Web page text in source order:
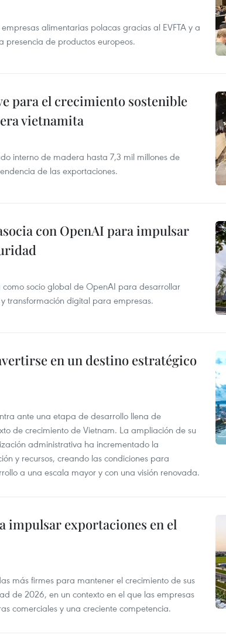
alimentarias polacas gracias al EVFTA y a
presencia de productos europeos.
para el crecimiento sostenible
vietnamita
interno de madera hasta 7,3 mil millones de
de las exportaciones.
con OpenAI para impulsar
como socio global de OpenAI para desarrollar
transformación digital para empresas.
en un destino estratégico
ante una etapa de desarrollo llena de
de crecimiento de Vietnam. La ampliación de su
administrativa ha incrementado la
y recursos, creando las condiciones para
a una escala mayor y con una visión renovada.
impulsar exportaciones en el
más firmes para mantener el crecimiento de sus
de 2026, en un contexto en el que las empresas
comerciales y una creciente competencia.